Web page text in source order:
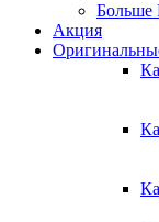
Больше
Акция